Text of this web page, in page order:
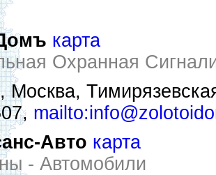
карта
Охранная
Москва,
Авто карта
- Автомобили